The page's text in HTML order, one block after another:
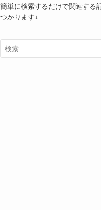
簡単に検索するだけで関連する
つかります↓